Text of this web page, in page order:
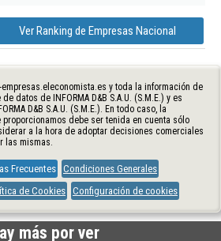
Ver Ranking de Empresas Nacional
y toda la información de
datos de INFORMA D&B S.A.U. (S.M.E.) y es
D&B S.A.U. (S.M.E.). En todo caso, la
debe ser tenida en cuenta sólo
a la hora de adoptar decisiones comerciales
las mismas.
Frecuentes
Condiciones Generales
de Cookies Configuración de cookies
más por ver